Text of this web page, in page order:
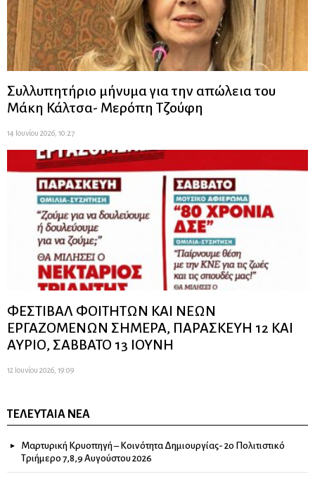
Συλλυπητήριο μήνυμα για την απώλεια του
Μάκη Κάλτσα- Μερόπη Τζούφη
14 Ιουνίου 2026, 10:27
ΦΕΣΤΙΒΑΛ ΦΟΙΤΗΤΩΝ ΚΑΙ ΝΕΩΝ
ΕΡΓΑΖΟΜΕΝΩΝ ΣΗΜΕΡΑ, ΠΑΡΑΣΚΕΥΗ 12 ΚΑΙ
ΑΥΡΙΟ, ΣΑΒΒΑΤΟ 13 ΙΟΥΝΗ
12 Ιουνίου 2026, 19:09
ΤΕΛΕΥΤΑΊΑ ΝΈΑ
Μαρτυρική Κρυοπηγή – Κοινότητα Δημιουργίας- 2ο Πολιτιστικό
Τριήμερο 7,8,9 Αυγούστου 2026